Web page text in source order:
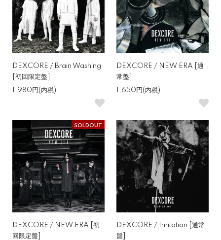
DEXCORE / Brain Washing
[初回限定盤]
1,980円(内税)
DEXCORE / NEW ERA [通
常盤]
1,650円(内税)
SOLDOUT
DEXCORE / NEW ERA [初
回限定盤]
DEXCORE / Imitation [通常
盤]